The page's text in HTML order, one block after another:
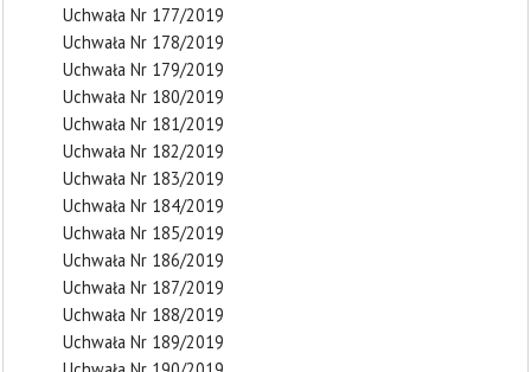
Uchwała Nr 177/2019
Uchwała Nr 178/2019
Uchwała Nr 179/2019
Uchwała Nr 180/2019
Uchwała Nr 181/2019
Uchwała Nr 182/2019
Uchwała Nr 183/2019
Uchwała Nr 184/2019
Uchwała Nr 185/2019
Uchwała Nr 186/2019
Uchwała Nr 187/2019
Uchwała Nr 188/2019
Uchwała Nr 189/2019